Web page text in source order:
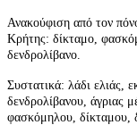
Ανακoύφιση από τον
Κρήτης: δίκταμο,
δενδρολίβανο.
Συστατικά: λάδι ελιάς,
δενδρολίβανου, άγριας
φασκόμηλου, δίκταμου,